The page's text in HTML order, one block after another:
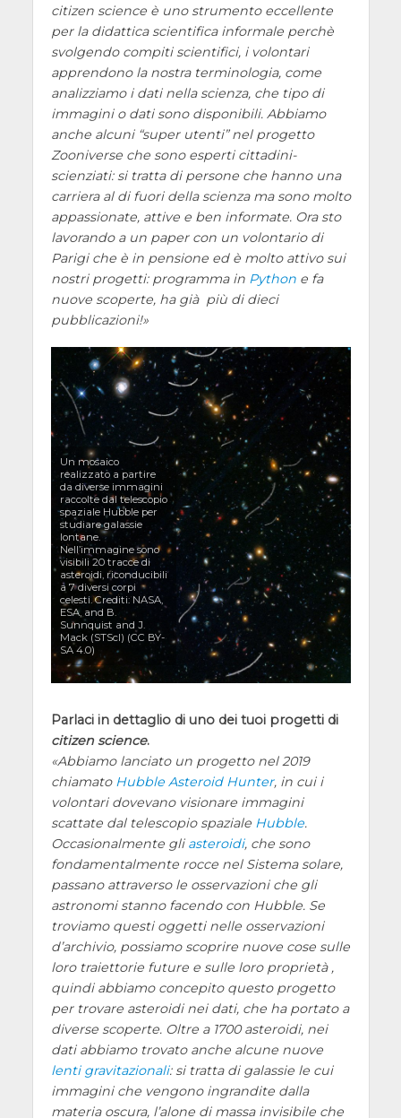
citizen science è uno strumento eccellente
per la didattica scientifica informale perchè
svolgendo compiti scientifici, i volontari
apprendono la nostra terminologia, come
analizziamo i dati nella scienza, che tipo di
immagini o dati sono disponibili. Abbiamo
anche alcuni “super utenti” nel progetto
Zooniverse che sono esperti cittadini-
scienziati: si tratta di persone che hanno una
carriera al di fuori della scienza ma sono molto
appassionate, attive e ben informate. Ora sto
lavorando a un paper con un volontario di
Parigi che è in pensione ed è molto attivo sui
nostri progetti: programma in Pythone fa
nuove scoperte, ha già più di dieci
pubblicazioni!
Un mosaico
realizzato a partire
da diverse immagini
raccolte dal telescopio
spaziale Hubble per
studiare galassie
lontane.
Nell’immagine sono
visibili 20 tracce di
asteroidi, riconducibili
a 7 diversi corpi
celesti. Crediti: NASA,
ESA, and B.
Sunnquist and J.
Mack (STScI) (CC BY-
SA 4.0)
Parlaci in dettaglio di uno dei tuoi progetti di
citizen science.
Abbiamo lanciato un progetto nel 2019
chiamato Hubble Asteroid Hunter, in cui i
volontari dovevano visionare immagini
scattate dal telescopio spaziale Hubble.
Occasionalmente gli asteroidi, che sono
fondamentalmente rocce nel Sistema solare,
passano attraverso le osservazioni che gli
astronomi stanno facendo con Hubble. Se
troviamo questi oggetti nelle osservazioni
d’archivio, possiamo scoprire nuove cose sulle
loro traiettorie future e sulle loro proprietà ,
quindi abbiamo concepito questo progetto
per trovare asteroidi nei dati, che ha portato a
diverse scoperte. Oltre a 1700 asteroidi, nei
dati abbiamo trovato anche alcune nuove
lenti gravitazionali: si tratta di galassie le cui
immagini che vengono ingrandite dalla
materia oscura, l’alone di massa invisibile che